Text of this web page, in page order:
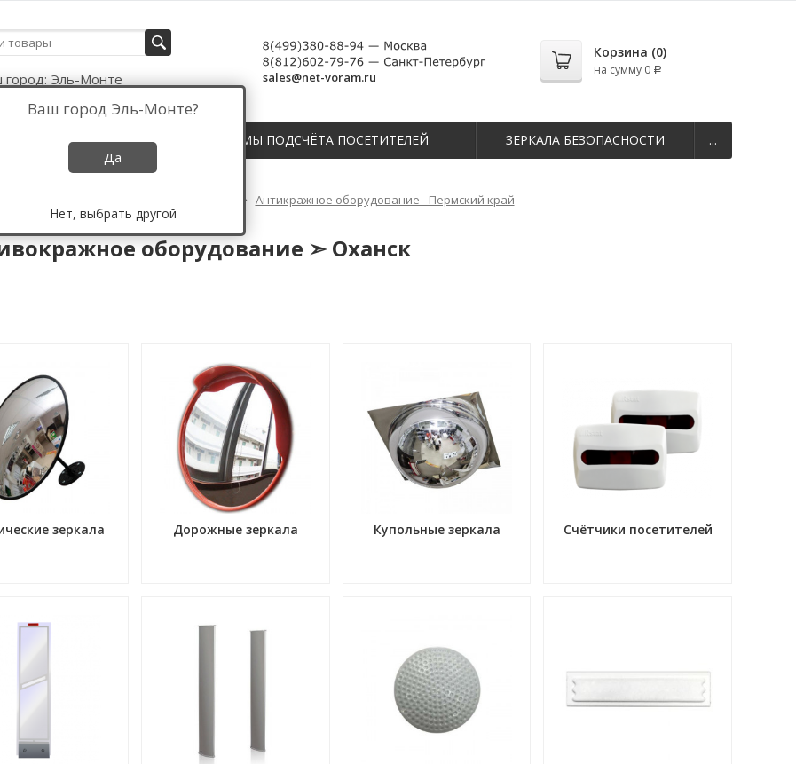
город: Эль-Монте
Ваш город Эль-Монте?
Да
Нет, выбрать другой
sales@net-voram.ru
Корзина (0)
на сумму 0 Р
СЧЁТЧИКИ, ДАТЧИКИ И СИСТЕМЫ ПОДСЧЁТА ПОСЕТИТЕЛЕЙ ЗЕРКАЛА БЕЗОПАСНОСТИ ...
Антикражное оборудование - Пермский край
оборудование ➣ Оханск
оборудование ➣ Оханск
зеркала Дорожные зеркала Купольные зеркала Счётчики посетителей